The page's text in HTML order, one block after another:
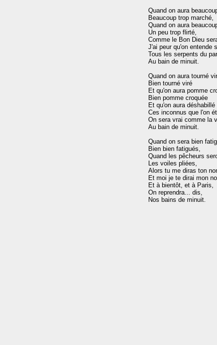
Quand on aura
Beaucoup trop marché,
Quand on aura
Un peu trop flirté,
Comme le Bon Dieu
J'ai peur qu'on entende
Tous les serpents du
Au bain de minuit.
Quand on aura tourné
Bien tourné viré
Et qu'on aura pomme
Bien pomme croquée
Et qu'on aura déshabillé
Ces inconnus que l'on
On sera vrai comme la
Au bain de minuit.
Quand on sera bien
Bien bien fatigués,
Quand les pêcheurs
Les voiles pliées,
Alors tu me diras ton
Et moi je te dirai mon
Et à bientôt, et à Paris,
On reprendra... dis,